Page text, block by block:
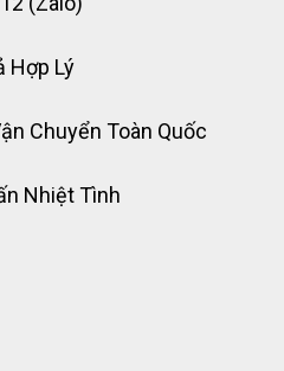
Hợp Lý
Chuyển Toàn Quốc
Nhiệt Tình